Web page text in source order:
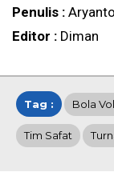
Penulis : Aryanto
Editor : Diman
Tag : Bola
Tim Safat